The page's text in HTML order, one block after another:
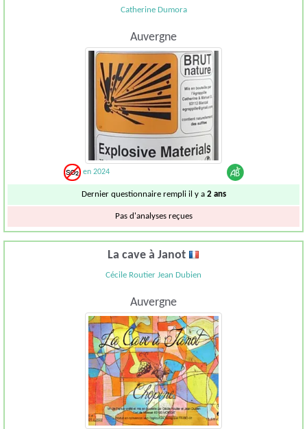
Catherine Dumora
Auvergne
en 2024
Dernier questionnaire rempli il y a 2 ans
Pas d'analyses reçues
La cave à Janot
Cécile Routier Jean Dubien
Auvergne